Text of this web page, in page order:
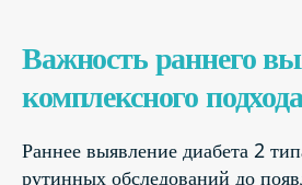
Важность раннего
комплексного
Раннее выявление диабета 2
рутинных обследований до